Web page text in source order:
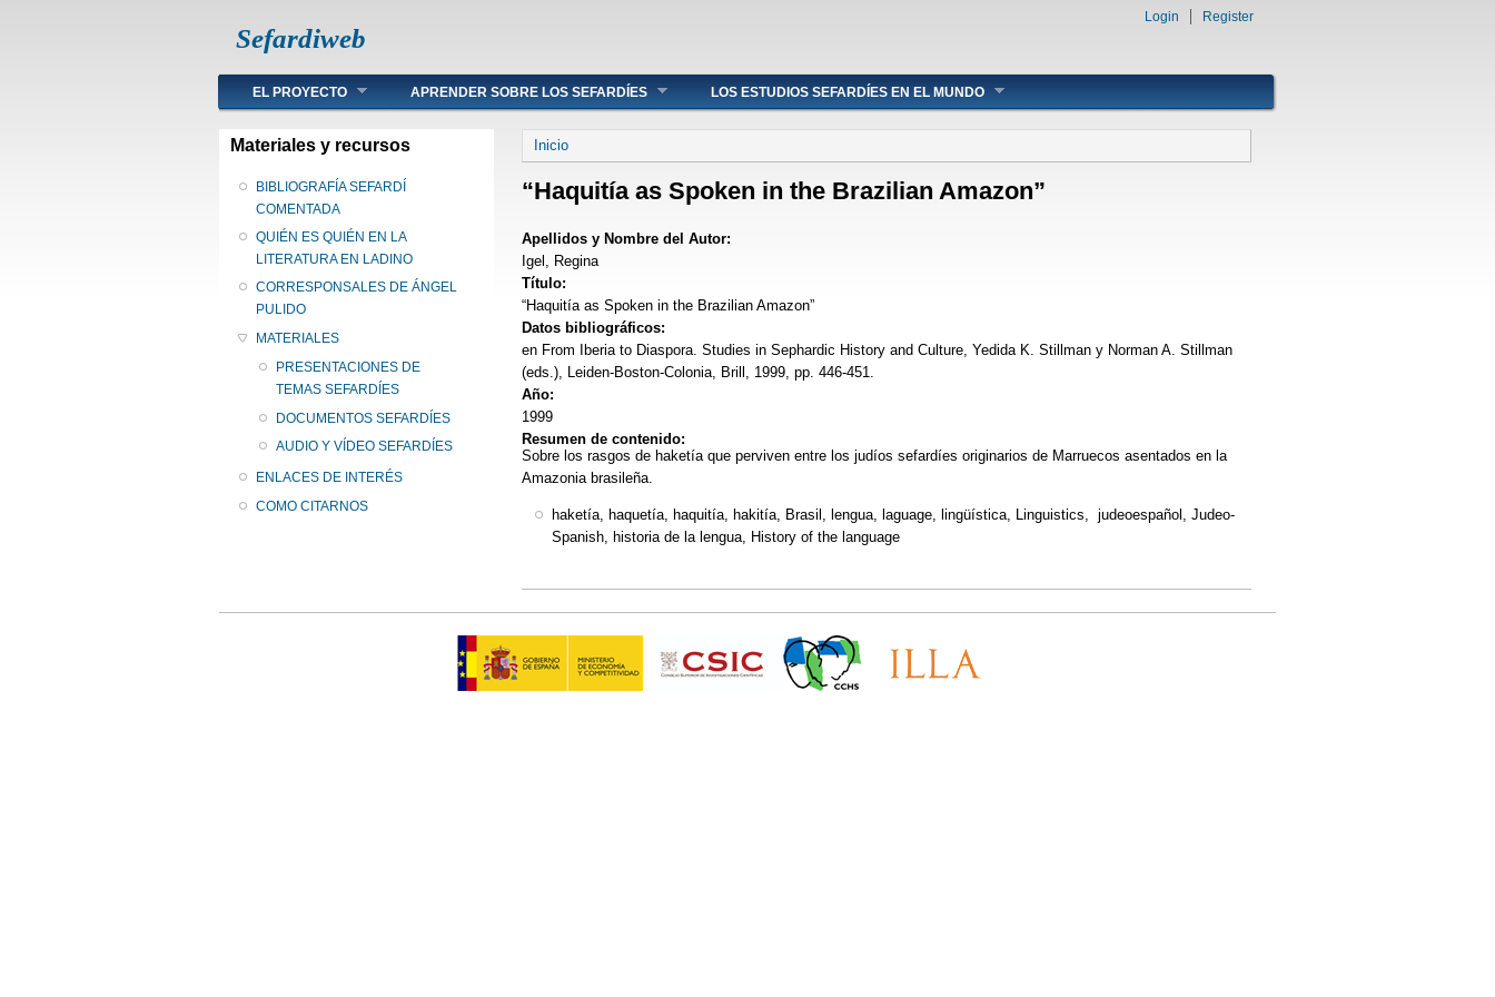
Sefardiweb
Login Register
Main menu
EL PROYECTO APRENDER SOBRE LOS SEFARDÍES LOS ESTUDIOS SEFARDÍES EN EL MUNDO
Materiales y recursos
BIBLIOGRAFÍA SEFARDÍ
COMENTADA
QUIÉN ES QUIÉN EN LA
LITERATURA EN LADINO
CORRESPONSALES DE ÁNGEL
PULIDO
MATERIALES
PRESENTACIONES DE
TEMAS SEFARDÍES
DOCUMENTOS SEFARDÍES
AUDIO Y VÍDEO SEFARDÍES
ENLACES DE INTERÉS
COMO CITARNOS
Se encuentra usted aquí
Inicio
“Haquitía as Spoken in the Brazilian Amazon”
Apellidos y Nombre del Autor:
Igel, Regina
Título:
“Haquitía as Spoken in the Brazilian Amazon”
Datos bibliográficos:
en From Iberia to Diaspora. Studies in Sephardic History and Culture, Yedida K. Stillman y Norman A. Stillman
(eds.), Leiden-Boston-Colonia, Brill, 1999, pp. 446-451.
Año:
1999
Resumen de contenido:
Sobre los rasgos de haketía que perviven entre los judíos sefardíes originarios de Marruecos asentados en la
Amazonia brasileña.
haketía, haquetía, haquitía, hakitía, Brasil, lengua, laguage, lingüística, Linguistics, judeoespañol, Judeo-
Spanish, historia de la lengua, History of the language